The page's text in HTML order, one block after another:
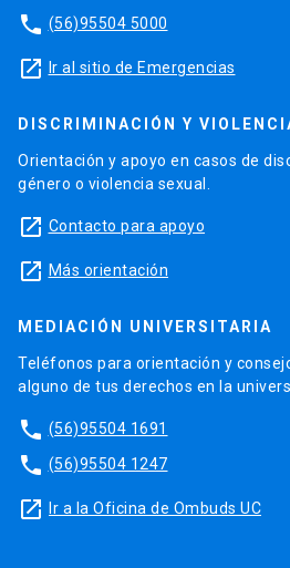
phone (56)95504 5000
launch Ir al sitio de Emergencias
DISCRIMINACIÓN Y
Orientación y apoyo en casos de
género o violencia sexual.
launch Contacto para apoyo
launch Más orientación
MEDIACIÓN UNIVERSITARIA
Teléfonos para orientación y
alguno de tus derechos en la
phone (56)95504 1691
phone (56)95504 1247
launch Ir a la Oficina de Ombuds UC